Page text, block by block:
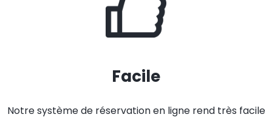
Facile
Notre système de réservation en ligne rend très facile